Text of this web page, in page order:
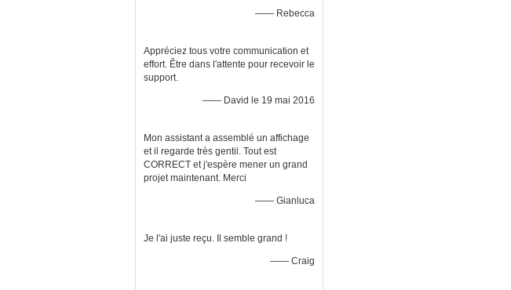
—— Rebecca
Appréciez tous votre communication et
effort. Être dans l'attente pour recevoir le
support.
—— David le 19 mai 2016
Mon assistant a assemblé un affichage
et il regarde très gentil. Tout est
CORRECT et j'espère mener un grand
projet maintenant. Merci
—— Gianluca
Je l'ai juste reçu. Il semble grand !
—— Craig